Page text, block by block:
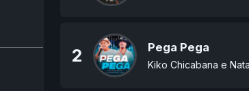
2 Pega Pega
Kiko Chicabana e